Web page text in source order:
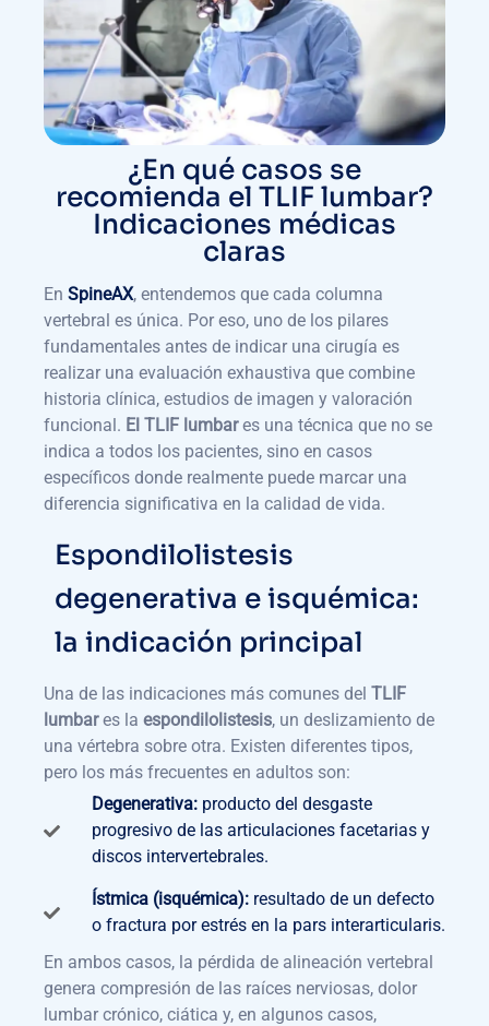
¿En qué casos se
recomienda el TLIF lumbar?
Indicaciones médicas
claras
En SpineAX, entendemos que cada columna
vertebral es única. Por eso, uno de los pilares
fundamentales antes de indicar una cirugía es
realizar una evaluación exhaustiva que combine
historia clínica, estudios de imagen y valoración
funcional. El TLIF lumbares una técnica que no se
indica a todos los pacientes, sino en casos
específicos donde realmente puede marcar una
diferencia significativa en la calidad de vida.
Espondilolistesis
degenerativa e isquémica:
la indicación principal
Una de las indicaciones más comunes del TLIF
lumbares la espondilolistesis, un deslizamiento de
una vértebra sobre otra. Existen diferentes tipos,
pero los más frecuentes en adultos son:
Degenerativa:producto del desgaste
progresivo de las articulaciones facetarias y
discos intervertebrales.
Ístmica (isquémica): resultado de un defecto
o fractura por estrés en la pars interarticularis.
En ambos casos, la pérdida de alineación vertebral
genera compresión de las raíces nerviosas, dolor
lumbar crónico, ciática y, en algunos casos,